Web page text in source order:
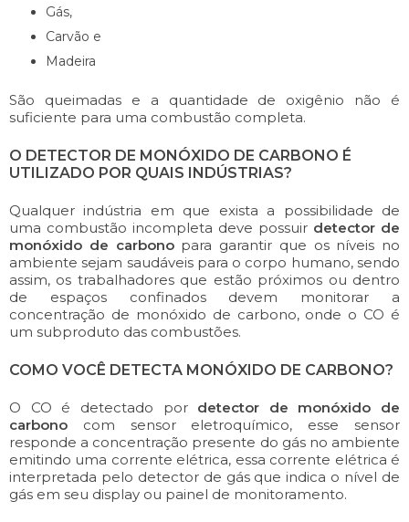
Gás,
Carvão e
Madeira
São queimadas e a quantidade de oxigênio não é
suficiente para uma combustão completa.
O DETECTOR DE MONÓXIDO DE CARBONO É
UTILIZADO POR QUAIS INDÚSTRIAS?
Qualquer indústria em que exista a possibilidade de
uma combustão incompleta deve possuir detector de
monóxido de carbonopara garantir que os níveis no
ambiente sejam saudáveis para o corpo humano, sendo
assim, os trabalhadores que estão próximos ou dentro
de espaços confinados devem monitorar a
concentração de monóxido de carbono, onde o CO é
um subproduto das combustões.
COMO VOCÊ DETECTA MONÓXIDO DE CARBONO?
O CO é detectado por detector de monóxido de
carbono com sensor eletroquímico, esse sensor
responde a concentração presente do gás no ambiente
emitindo uma corrente elétrica, essa corrente elétrica é
interpretada pelo detector de gás que indica o nível de
gás em seu display ou painel de monitoramento.